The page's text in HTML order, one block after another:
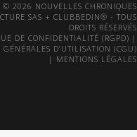
© 2026 NOUVELLES CHRONIQUES
SAS + CLUBBEDIN® - TOUS
DROITS RÉSERVÉS
DE CONFIDENTIALITÉ (RGPD) |
GÉNÉRALES D’UTILISATION (CGU)
| MENTIONS LÉGALES